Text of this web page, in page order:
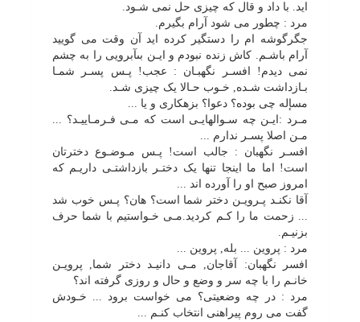
اید. با داد و قال که چیزى حل نمى شـود.
مرد : چطور مى شود آرام بگیرم.
جگرگوشه ام را دستگیر کرده اید آن وقت مى گویید
آرام باشـم. کاش زنده نبودم و ایـن بىآبرویى را به چشم
نمى دیدم! افسـر نگهبـان : عجب! پـس پسـر شمـا
بـازداشت شـده, خـوب حـالا یک چیزى شـد.
مسإله چى بوده؟ دعوا؟ بزهکارى و یا ...
مـرد :ایـن چه سـوالهایـى است که مـى فـرمـاییـد؟ ...
مـن اصلا پسـر ندارم ...
افسـر نگهبان : جالب است! پـس مـوضـوع دخترتان
است! اما ما اینجا تنها یک دختـر بازداشتـى داریـم که
امروز صبح او را آورده اند ...
آقا نکنـد پـرویـن دختر شما است؟ هان؟ پـس خوب شد
... زحمت ما را کـم کردید.مـى خـواستیم با شما حرف
بزنیـم.
مرد : پروین ... بله, پروین ...
افسر نگهبان: آقاجان, مـى دانیـد دختر شما, پرویـن
خانـم را با چه سر و وضع و حال و روزى گرفته اند؟
مرد : در چه وضعیتى؟ مى خواست برود ... خـودش
گفت مى روم پیراهنى انتخاب کنـم ...